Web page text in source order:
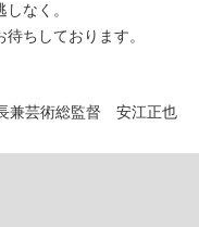
なく。
ちしております。
兼芸術総監督 安江正也